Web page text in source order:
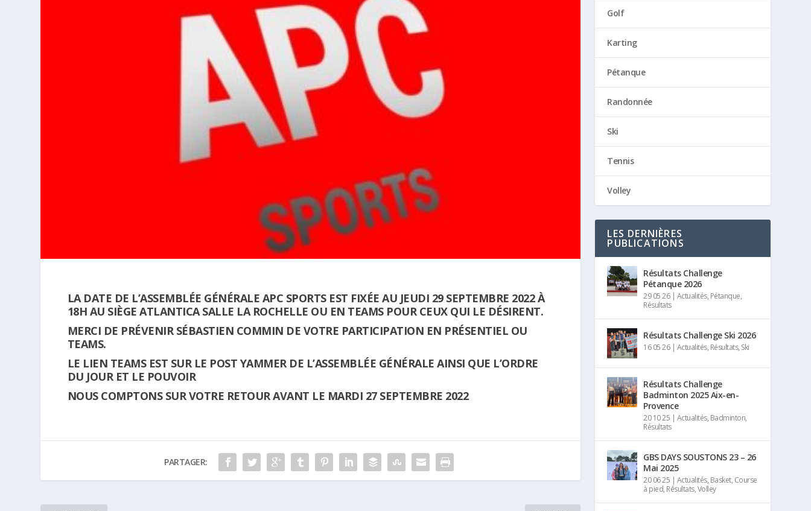
LA DATE DE L’ASSEMBLÉE GÉNÉRALE APC SPORTS EST FIXÉE AU JEUDI 29 SEPTEMBRE 2022 À
18H AU SIÈGE ATLANTICA SALLE LA ROCHELLE OU EN TEAMS POUR CEUX QUI LE DÉSIRENT.
MERCI DE PRÉVENIR SÉBASTIEN COMMIN DE VOTRE PARTICIPATION EN PRÉSENTIEL OU
TEAMS.
LE LIEN TEAMS EST SUR LE POST YAMMER DE L’ASSEMBLÉE GÉNÉRALE AINSI QUE L’ORDRE
DU JOUR ET LE POUVOIR
NOUS COMPTONS SUR VOTRE RETOUR AVANT LE MARDI 27 SEPTEMBRE 2022
PARTAGER:
Golf
Karting
Pétanque
Randonnée
Ski
Tennis
Volley
LES DERNIÈRES
PUBLICATIONS
Résultats Challenge
Pétanque 2026
29 05 26| Actualités, Pétanque,
Résultats
Résultats Challenge Ski 2026
16 05 26| Actualités, Résultats, Ski
Résultats Challenge
Badminton 2025 Aix-en-
Provence
20 10 25 | Actualités, Badminton,
Résultats
GBS DAYS SOUSTONS 23 – 26
Mai 2025
20 06 25 | Actualités, Basket, Course
à pied, Résultats,Volley